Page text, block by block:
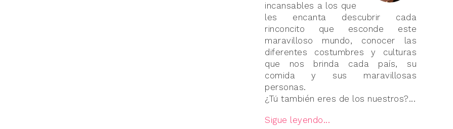
incansables a los que
les encanta descubrir cada
rinconcito que esconde este
maravilloso mundo, conocer las
diferentes costumbres y culturas
que nos brinda cada país, su
comida y sus maravillosas
personas.
¿Tú también eres de los nuestros?...
Sigue leyendo...